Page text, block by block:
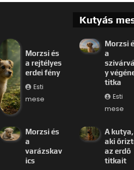
Kutyás
Morzsi és
a rejtélyes
erdei fény
Esti
mese
Morzsi
a
y
titka
Esti
mese
Morzsi és
a
varázskav
ics
A kutya,
aki
az erdő
titkait